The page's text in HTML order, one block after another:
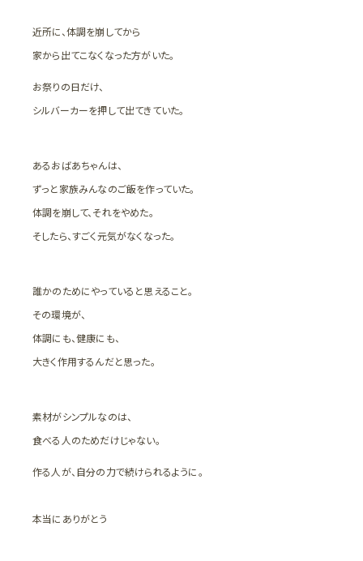
近所に、体調を崩してから
家から出てこなくなった方がいた。
お祭りの日だけ、
シルバーカーを押して出てきていた。
あるおばあちゃんは、
ずっと家族みんなのご飯を作っていた。
体調を崩して、それをやめた。
そしたら、すごく元気がなくなった。
誰かのためにやっていると思えること。
その環境が、
体調にも、健康にも、
大きく作用するんだと思った。
素材がシンプルなのは、
食べる人のためだけじゃない。
作る人が、自分の力で続けられるように。
本当にありがとう